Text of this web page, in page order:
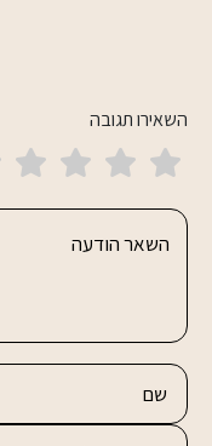
השאירו תגובה